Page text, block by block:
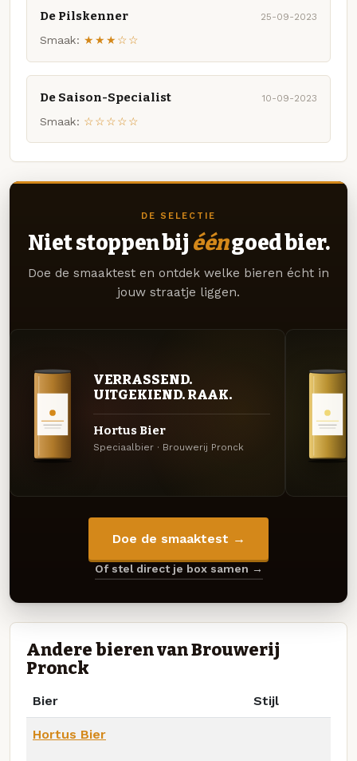
De Pilskenner 25-09-2023
Smaak: ★★★☆☆
De Saison-Specialist 10-09-2023
Smaak: ☆☆☆☆☆
DE SELECTIE
Niet stoppen bij ééngoed bier.
Doe de smaaktest en ontdek welke bieren écht in
jouw straatje liggen.
VERRASSEND.
UITGEKIEND. RAAK.
Hortus Bier
Speciaalbier · Brouwerij Pronck
Doe de smaaktest →
Of stel direct je box samen →
Andere bieren van Brouwerij
Pronck
Bier Stijl
Hortus Bier